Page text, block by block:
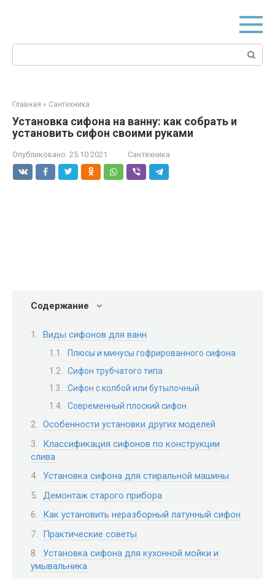
Главная » Сантехника
Установка сифона на ванну: как собрать и
установить сифон своими руками
Опубликовано: 25.10.2021 Сантехника
Содержание
Виды сифонов для ванн
Плюсы и минусы гофрированного сифона
Сифон трубчатого типа
Сифон с колбой или бутылочный
Современный плоский сифон
Особенности установки других моделей
Классификация сифонов по конструкции
слива
Установка сифона для стиральной машины
Демонтаж старого прибора
Как установить неразборный латунный сифон
Практические советы
Установка сифона для кухонной мойки и
умывальника